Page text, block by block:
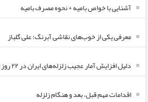
آشنایی با خواص بامیه + نحوه مصرف بامیه
معرفی یکی از خوب‌های نقاشی آبرنگ؛ علی گلباز
دلیل افزایش آمار عجیب زلزله‌های ایران در ۲۲ روز اخیر
اقدامات مهم قبل، بعد و هنگام زلزله